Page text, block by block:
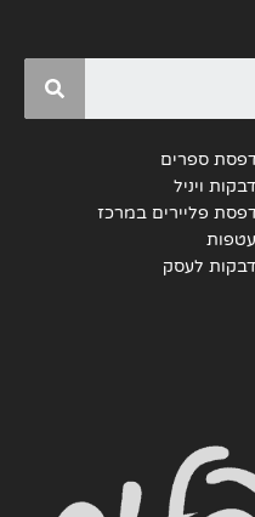
ספרים
ויניל
פליירים במרכז
לעסק